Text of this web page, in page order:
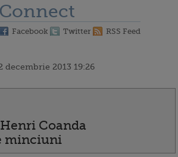
Connect
Facebook Twitter RSS Feed
decembrie 2013 19:26
Coanda
minciuni